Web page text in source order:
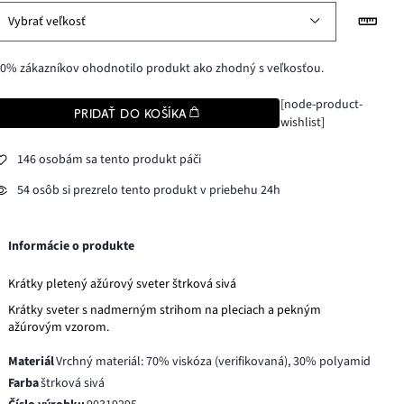
Vybrať veľkosť
zákazníkov ohodnotilo produkt ako zhodný s veľkosťou.
PRIDAŤ DO KOŠÍKA
[node-product-
wishlist]
146 osobám sa tento produkt páči
54 osôb si prezrelo tento produkt v priebehu 24h
Informácie o produkte
Krátky pletený ažúrový sveter štrková sivá
Krátky sveter s nadmerným strihom na pleciach a pekným
ažúrovým vzorom.
MateriálVrchný materiál: 70% viskóza (verifikovaná), 30% polyamid
Farbaštrková sivá